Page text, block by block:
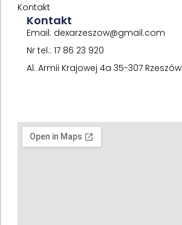
Kontakt
Kontakt
Email: dexarzeszow@gmail.com
Nr tel.: 17 86 23 920
Al. Armii Krajowej 4a 35-307 Rzeszów